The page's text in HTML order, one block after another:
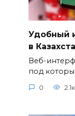
Удобный
в
Веб-
под
0 2.1к.